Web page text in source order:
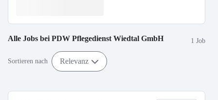
Alle Jobs bei PDW Pflegedienst Wiedtal GmbH 1 Job
Sortieren nach Relevanz